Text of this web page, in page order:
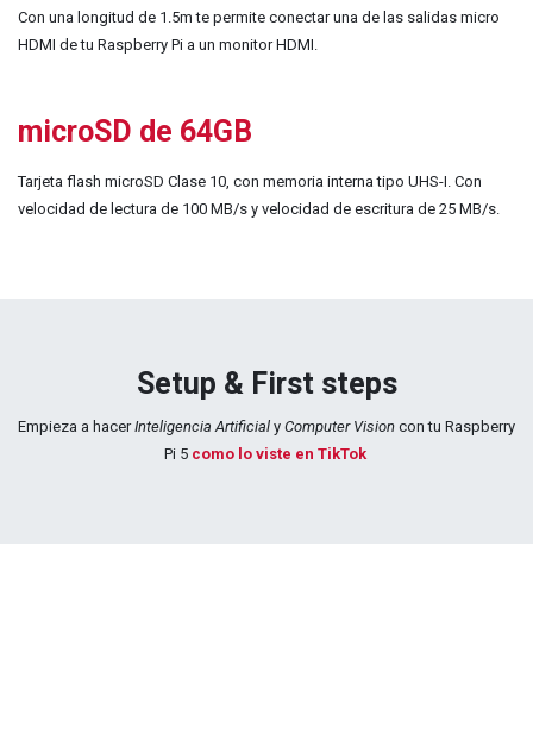
Con una longitud de 1.5m te permite conectar una de las salidas micro
HDMI de tu Raspberry Pi a un monitor HDMI.
microSD de 64GB
Tarjeta flash microSD Clase 10, con memoria interna tipo UHS-I. Con
velocidad de lectura de 100 MB/s y velocidad de escritura de 25 MB/s.
Setup & First steps
Empieza a hacerInteligencia Artificial y Computer Vision con tu Raspberry
Pi 5 como lo viste en TikTok